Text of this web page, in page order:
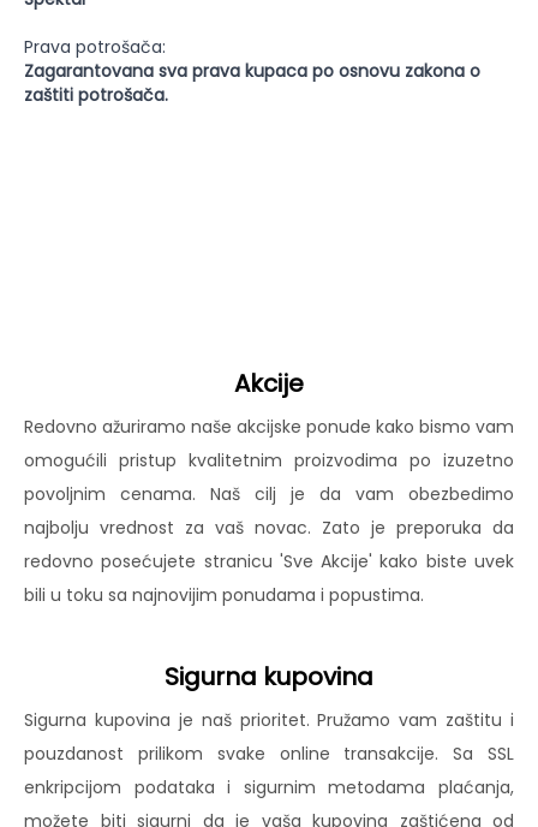
Prava potrošača:
Zagarantovana sva prava kupaca po osnovu zakona o
zaštiti potrošača.
Akcije
Redovno ažuriramo naše akcijske ponude kako bismo vam
omogućili pristup kvalitetnim proizvodima po izuzetno
povoljnim cenama. Naš cilj je da vam obezbedimo
najbolju vrednost za vaš novac. Zato je preporuka da
redovno posećujete stranicu 'Sve Akcije' kako biste uvek
bili u toku sa najnovijim ponudama i popustima.
Sigurna kupovina
Sigurna kupovina je naš prioritet. Pružamo vam zaštitu i
pouzdanost prilikom svake online transakcije. Sa SSL
enkripcijom podataka i sigurnim metodama plaćanja,
možete biti sigurni da je vaša kupovina zaštićena od